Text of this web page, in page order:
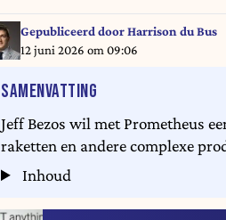
Gepubliceerd doorHarrison du Bus
12 juni 2026 om 09:06
SAMENVATTING
Jeff Bezos wil met Prometheus
raketten en andere complexe
Inhoud